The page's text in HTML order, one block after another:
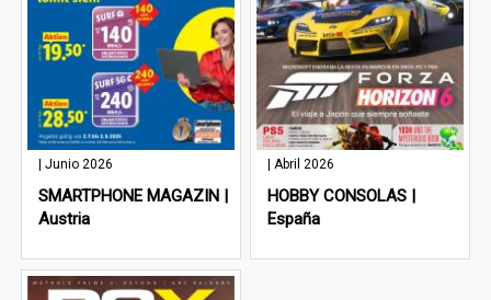
| Junio 2026
SMARTPHONE MAGAZIN |
Austria
| Abril 2026
HOBBY CONSOLAS |
España